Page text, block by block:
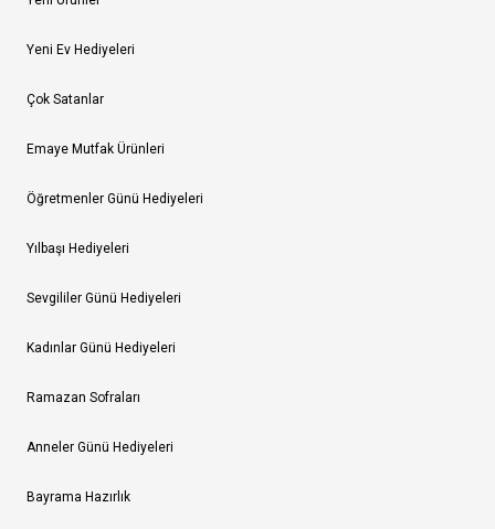
Yeni Ev Hediyeleri
Çok Satanlar
Emaye Mutfak Ürünleri
Öğretmenler Günü Hediyeleri
Yılbaşı Hediyeleri
Sevgililer Günü Hediyeleri
Kadınlar Günü Hediyeleri
Ramazan Sofraları
Anneler Günü Hediyeleri
Bayrama Hazırlık